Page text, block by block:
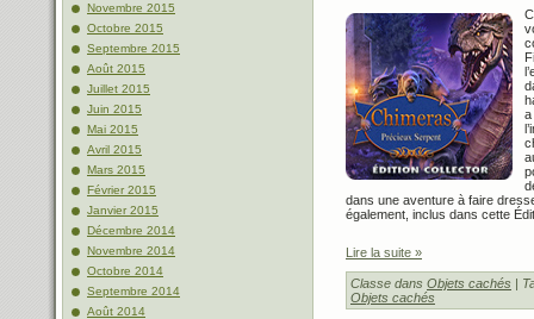
Novembre 2015
Octobre 2015
Septembre 2015
Août 2015
Juillet 2015
Juin 2015
Mai 2015
Avril 2015
Mars 2015
Février 2015
Janvier 2015
Décembre 2014
Novembre 2014
Octobre 2014
Septembre 2014
Août 2014
a
dans une aventure à faire
également, inclus dans cette
Lire la suite »
Classe dans Objets cachés |
Objets cachés